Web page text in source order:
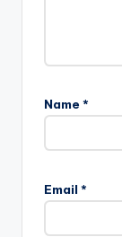
Name *
Email *